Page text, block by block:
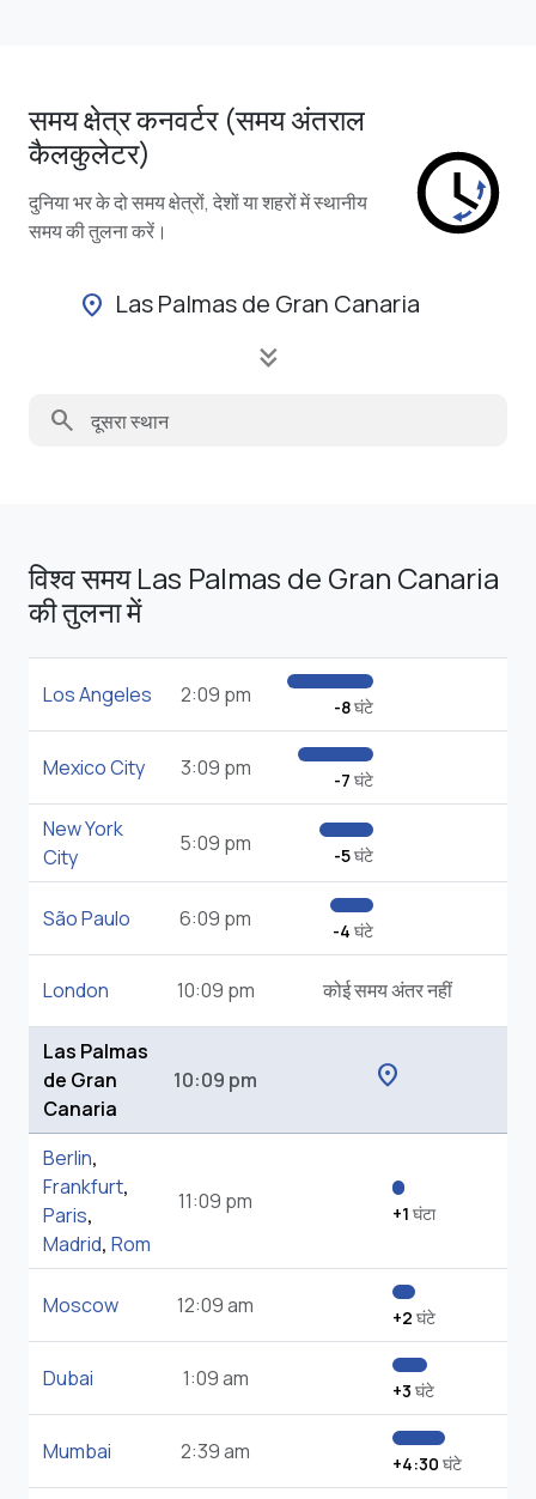
समय क्षेत्र कनवर्टर (समय अंतराल
कैलकुलेटर)
दुनिया भर के दो समय क्षेत्रों, देशों या शहरों में स्थानीय
समय की तुलना करें।
location_on Las Palmas de Gran Canaria
keyboard_double_arrow_down
search
विश्व समय Las Palmas de Gran Canaria
की तुलना में
Los Angeles 2:09 pm -8घंटे
Mexico City 3:09 pm -7 घंटे
New York
City
5:09 pm -5घंटे
São Paulo 6:09 pm -4 घंटे
London 10:09 pm कोई समय अंतर नहीं
Las Palmas
de Gran
Canaria
10:09 pm location_on
Berlin,
Frankfurt,
Paris,
Madrid, Rom
11:09 pm +1 घंटा
Moscow 12:09 am +2 घंटे
Dubai 1:09 am +3 घंटे
Mumbai 2:39 am +4:30 घंटे